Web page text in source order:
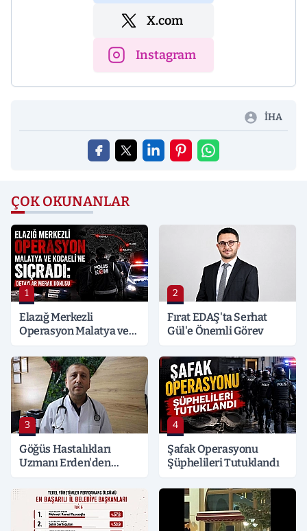
X.com
Instagram
İHA
ÇOK OKUNANLAR
1
Elazığ Merkezli
Operasyon Malatya ve
Detaylar Merak Konusu
2
Fırat EDAŞ'ta Serhat
Gül'e Önemli Görev
3
Göğüs Hastalıkları
Uzmanı Erden'den
4
Şafak Operasyonu
Şüphelileri Tutuklandı